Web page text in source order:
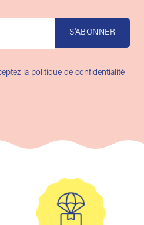
la politique de confidentialité